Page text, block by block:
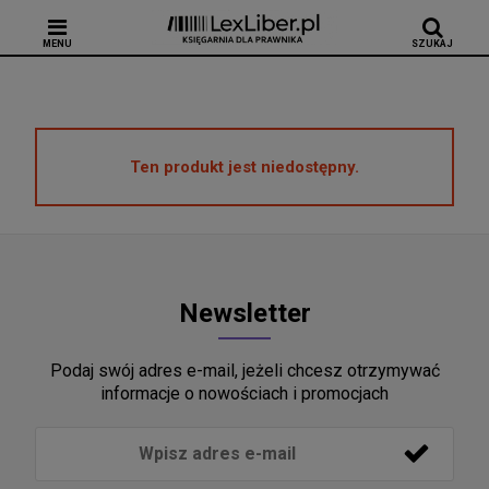
MENU SZUKAJ
Ten produkt jest niedostępny.
Newsletter
Podaj swój adres e-mail, jeżeli chcesz otrzymywać
informacje o nowościach i promocjach